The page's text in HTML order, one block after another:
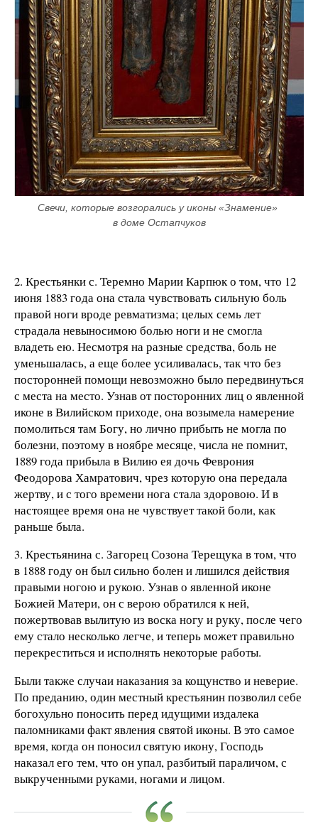
Свечи, которые возгорались у иконы «Знамение»
в доме Остапчуков
2. Крестьянки с. Теремно Марии Карпюк о том, что 12
июня 1883 года она стала чувствовать сильную боль
правой ноги вроде ревматизма; целых семь лет
страдала невыносимою болью ноги и не смогла
владеть ею. Несмотря на разные средства, боль не
уменьшалась, а еще более усиливалась, так что без
посторонней помощи невозможно было передвинуться
с места на место. Узнав от посторонних лиц о явленной
иконе в Вилийском приходе, она возымела намерение
помолиться там Богу, но лично прибыть не могла по
болезни, поэтому в ноябре месяце, числа не помнит,
1889 года прибыла в Вилию ея дочь Феврония
Феодорова Хамратович, чрез которую она передала
жертву, и с того времени нога стала здоровою. И в
настоящее время она не чувствует такой боли, как
раньше была.
3. Крестьянина с. Загорец Созона Терещука в том, что
в 1888 году он был сильно болен и лишился действия
правыми ногою и рукою. Узнав о явленной иконе
Божией Матери, он с верою обратился к ней,
пожертвовав вылитую из воска ногу и руку, после чего
ему стало несколько легче, и теперь может правильно
перекреститься и исполнять некоторые работы.
Были также случаи наказания за кощунство и неверие.
По преданию, один местный крестьянин позволил себе
богохульно поносить перед идущими издалека
паломниками факт явления святой иконы. В это самое
время, когда он поносил святую икону, Господь
наказал его тем, что он упал, разбитый параличом, с
выкрученными руками, ногами и лицом.